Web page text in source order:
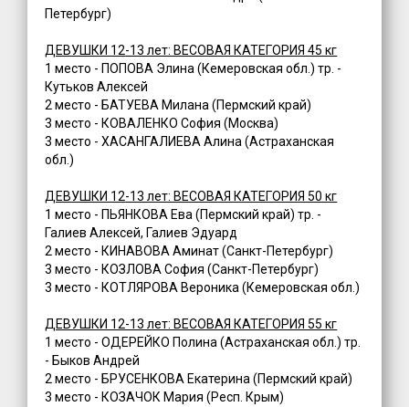
Петербург)
ДЕВУШКИ 12-13 лет: ВЕСОВАЯ КАТЕГОРИЯ 45 кг
1 место - ПОПОВА Элина (Кемеровская обл.) тр. -
Кутьков Алексей
2 место - БАТУЕВА Милана (Пермский край)
3 место - КОВАЛЕНКО София (Москва)
3 место - ХАСАНГАЛИЕВА Алина (Астраханская
обл.)
ДЕВУШКИ 12-13 лет: ВЕСОВАЯ КАТЕГОРИЯ 50 кг
1 место - ПЬЯНКОВА Ева (Пермский край) тр. -
Галиев Алексей, Галиев Эдуард
2 место - КИНАВОВА Аминат (Санкт-Петербург)
3 место - КОЗЛОВА София (Санкт-Петербург)
3 место - КОТЛЯРОВА Вероника (Кемеровская обл.)
ДЕВУШКИ 12-13 лет: ВЕСОВАЯ КАТЕГОРИЯ 55 кг
1 место - ОДЕРЕЙКО Полина (Астраханская обл.) тр.
- Быков Андрей
2 место - БРУСЕНКОВА Екатерина (Пермский край)
3 место - КОЗАЧОК Мария (Респ. Крым)